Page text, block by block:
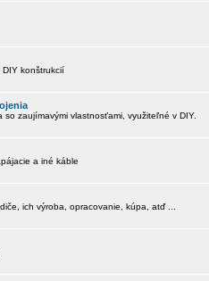
konštrukcií
so zaujímavými vlastnosťami, využiteľné v DIY.
a iné káble
ich výroba, opracovanie, kúpa, atď ...